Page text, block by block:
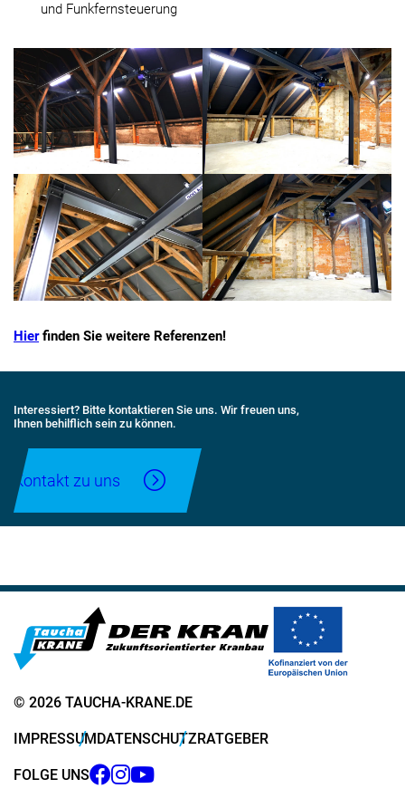
und Funkfernsteuerung
Hier finden Sie weitere Referenzen!
Interessiert? Bitte kontaktieren Sie uns. Wir freuen uns,
Ihnen behilflich sein zu können.
Kontakt zu uns
© 2026 TAUCHA-KRANE.DE
IMPRESSUMDATENSCHUTZRATGEBER
FOLGE UNS